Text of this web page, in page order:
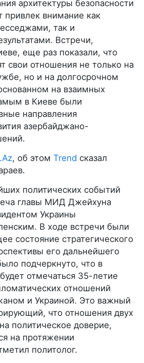
архитектуры безопасности
привлек внимание как
так и
Встречи,
еще раз показали, что
свои отношения не только на
но и на долгосрочном
на взаимных
в Киеве были
направления
азербайджано-
, об этом Trend сказал
политических событий
главы МИД Джейхуна
Украины
В ходе встречи были
состояние стратегического
его дальнейшего
подчеркнуто, что в
отмечаться 35-летие
отношений
и Украиной. Это важный
что отношения двух
политическое доверие,
на протяжении
политолог.